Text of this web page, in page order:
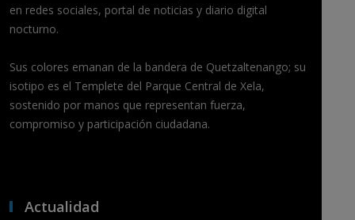
en redes sociales, portal de noticias y diario digital
nocturno.
Sus colores emanan de la bandera de Quetzaltenango; su
isotipo es el Templete del Parque Central de Xela,
sostenido por manos que representan fuerza,
compromiso y participación ciudadana.
Actualidad